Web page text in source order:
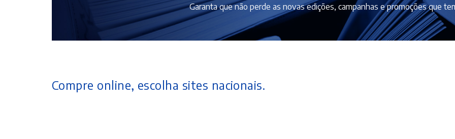
Garanta que não perde as novas edições, campanhas e promoções que
Compre online, escolha sites nacionais.